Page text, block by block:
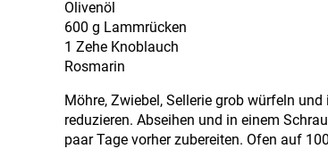
Olivenöl
600 g Lammrücken
1 Zehe Knoblauch
Rosmarin
Möhre, Zwiebel, Sellerie grob würfeln
reduzieren. Abseihen und in einem
paar Tage vorher zubereiten. Ofen auf